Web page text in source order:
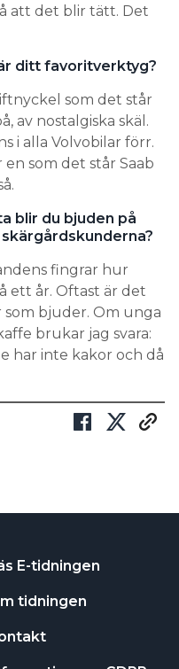
att det blir tätt. Det
ditt favoritverktyg?
som det står
av nostalgiska skäl.
i alla Volvobilar förr.
en som det står Saab
blir du bjuden på
fingrar hur
ett år. Oftast är det
bjuder. Om unga
brukar jag svara:
har inte kakor och då
E-tidningen
tidningen